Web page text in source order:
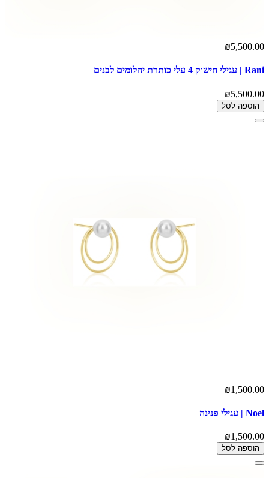
₪5,500.00
Rani | עגילי חישוק 4 עלי כותרת יהלומים לבנים
₪5,500.00
הוספה לסל
₪1,500.00
Noel | עגילי פנינה
₪1,500.00
הוספה לסל